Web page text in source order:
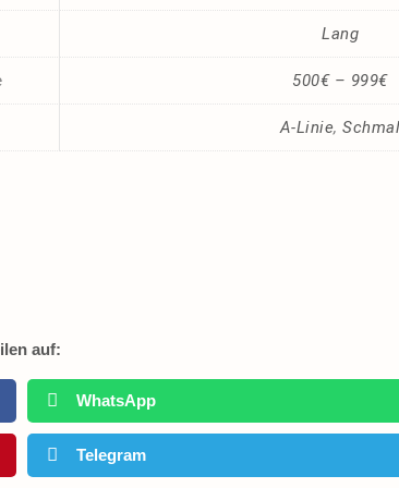
Lang
500€ – 999€
A-Linie,
auf:
WhatsApp
Telegram